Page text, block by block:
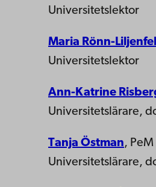
Universitetslektor
Maria Rönn-
Universitetslektor
Ann-Katrine
Universitetslärare,
Tanja Östman, PeM
Universitetslärare,